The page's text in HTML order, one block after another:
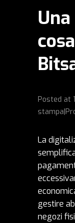
Posted at
La
gestire
negozi